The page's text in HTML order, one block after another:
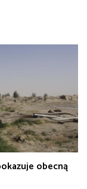
obecną